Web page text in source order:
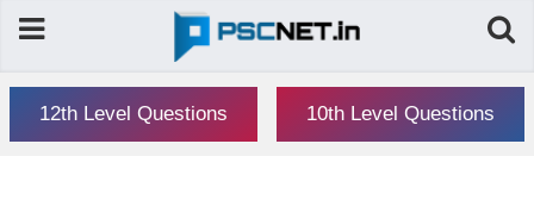
12th Level Questions 10th Level Questions